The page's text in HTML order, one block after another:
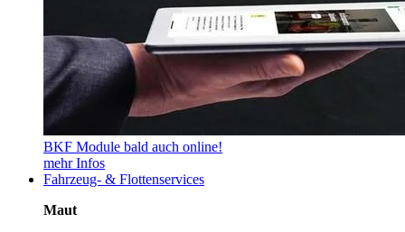
BKF Module bald auch online!
mehr Infos
Fahrzeug- & Flottenservices
Maut